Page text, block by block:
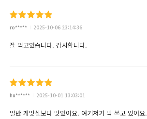
ro***** 2025-10-06 23:14:36
잘 먹고있습니다. 감사합니다.
hu****** 2025-10-01 13:03:01
일반 게맛살보다 맛있어요. 여기저기 막 쓰고 있어요.